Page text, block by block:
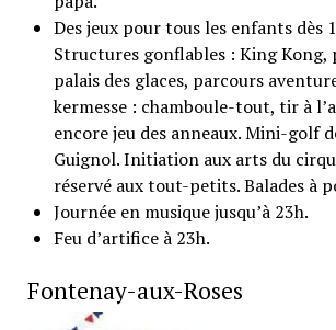
Des jeux pour tous les enfants dès
Structures gonflables : King Kong,
palais des glaces, parcours
kermesse : chamboule-tout, tir à
encore jeu des anneaux. Mini-golf
Guignol. Initiation aux arts du
réservé aux tout-petits. Balades à
Journée en musique jusqu’à 23h.
Feu d’artifice à 23h.
Fontenay-aux-Roses